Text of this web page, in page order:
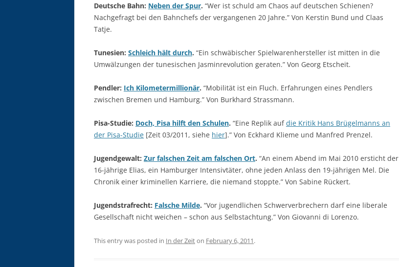
Deutsche Bahn: Neben der Spur. “Wer ist schuld am Chaos auf deutschen Schienen?
Nachgefragt bei den Bahnchefs der vergangenen 20 Jahre.” Von Kerstin Bund und Claas
Tatje.
Tunesien: Schleich hält durch. “Ein schwäbischer Spielwarenhersteller ist mitten in die
Umwälzungen der tunesischen Jasminrevolution geraten.” Von Georg Etscheit.
Pendler: Ich Kilometermillionär. “Mobilität ist ein Fluch. Erfahrungen eines Pendlers
zwischen Bremen und Hamburg.” Von Burkhard Strassmann.
Pisa-Studie: Doch, Pisa hilft den Schulen. “Eine Replik aufdie Kritik Hans Brügelmanns an
der Pisa-Studie [Zeit 03/2011, siehe hier].” Von Eckhard Klieme und Manfred Prenzel.
Jugendgewalt: Zur falschen Zeit am falschen Ort. “An einem Abend im Mai 2010 ersticht der
16-jährige Elias, ein Hamburger Intensivtäter, ohne jeden Anlass den 19-jährigen Mel. Die
Chronik einer kriminellen Karriere, die niemand stoppte.” Von Sabine Rückert.
Jugendstrafrecht: Falsche Milde. “Vor jugendlichen Schwerverbrechern darf eine liberale
Gesellschaft nicht weichen – schon aus Selbstachtung.” Von Giovanni di Lorenzo.
This entry was posted in In der Zeiton February 6, 2011.